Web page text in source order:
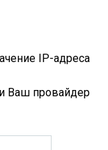
IP-адреса
Ваш провайдер